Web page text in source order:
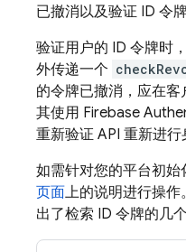
已撤消以及验证 ID 令牌
验证用户的 ID 令牌时
外传递一个
的令牌已撤消，应在
其使用 Firebase
重新验证 API 重新进行
如需针对您的平台初始
页面上的说明进行操作。
出了检索 ID 令牌的几个